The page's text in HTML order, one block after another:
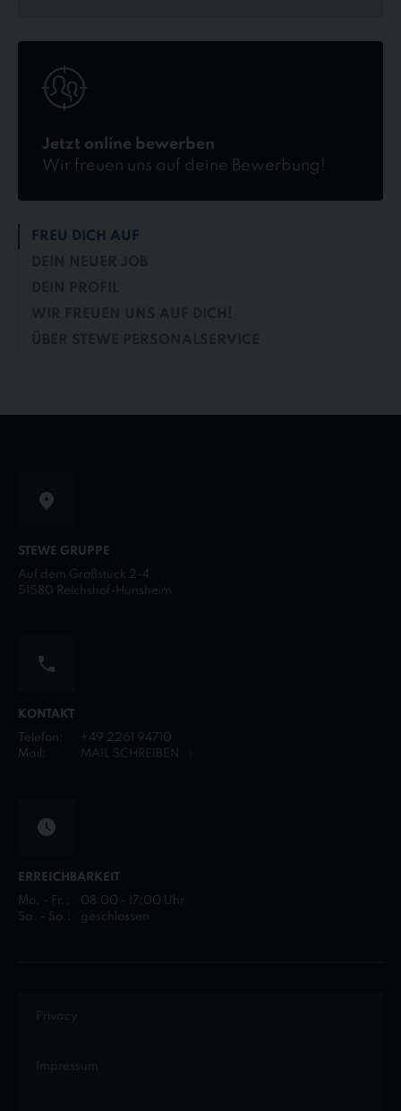
Jetzt online bewerben
Wir freuen uns auf deine Bewerbung!
online
bewerben
FREU DICH AUF
STEWE GRUPPE
Auf dem Großstück 2-4
51580 Reichshof-Hunsheim
KONTAKT
Telefon:
+49 2261 94710
Mail:
MAIL SCHREIBEN
ERREICHBARKEIT
Mo. - Fr.:
08:00 - 17:00 Uhr
Sa. - So.:
geschlossen
Privacy
Impressum